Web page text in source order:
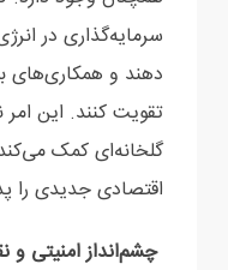
سرمایه‌گذاری در
دهند و همکاری‌های
تقویت کنند. این امر
گلخانه‌ای کمک
اقتصادی جدیدی را
چشم‌انداز امنیتی